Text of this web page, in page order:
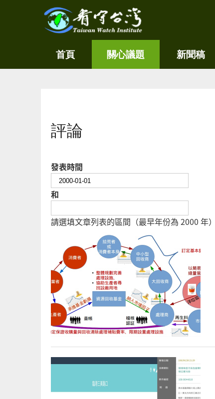
看守
台灣
環
首頁 關心議題 新聞稿
評論
發表時間
和
請選填文章列表的區間（最早年份為 2000 年）
頁面